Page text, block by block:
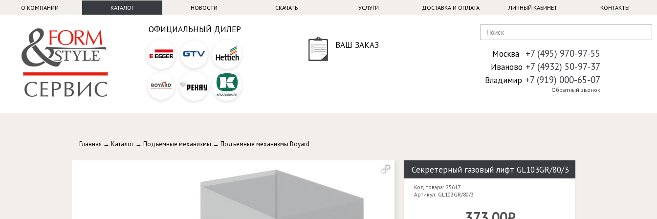
О КОМПАНИИ КАТАЛОГ НОВОСТИ СКАЧАТЬ УСЛУГИ ДОСТАВКА И ОПЛАТА ЛИЧНЫЙ КАБИНЕТ КОНТАКТЫ
ОФИЦИАЛЬНЫЙ ДИЛЕР
ВАШ ЗАКАЗ
Москва +7 (495) 970-97-55
Иваново +7 (4932) 50-97-37
Владимир +7 (919) 000-65-07
Обратный звонок
Главная → Каталог → Подъемные механизмы → Подъемные механизмы Boyard
Секретерный газовый лифт GL103GR/80/3
Код товара: 25617
Артикул: GL103GR/80/3